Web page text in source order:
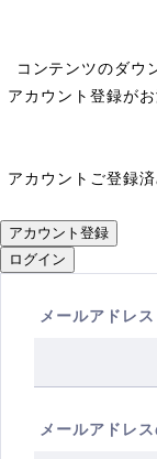
コンテンツのダウ
アカウント登録が
アカウントご登録
アカウント登録
ログイン
メールアドレス
メールアドレ